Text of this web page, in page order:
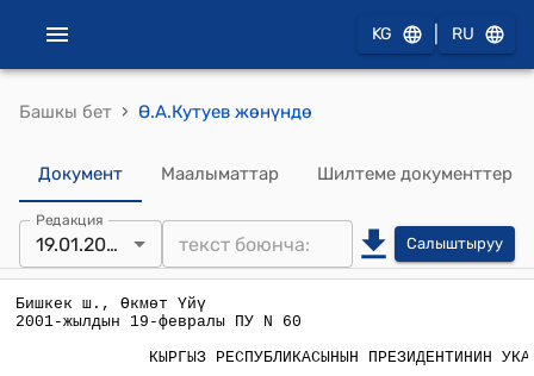
KG RU
Башкы бет › Ө.А.Кутуев жөнүндө
Документ Маалыматтар Шилтеме документтер
Редакция
19.01.2001 Салыштыруу